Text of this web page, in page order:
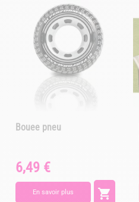
Bouee pneu
Prix
6,49 €
En savoir plus 